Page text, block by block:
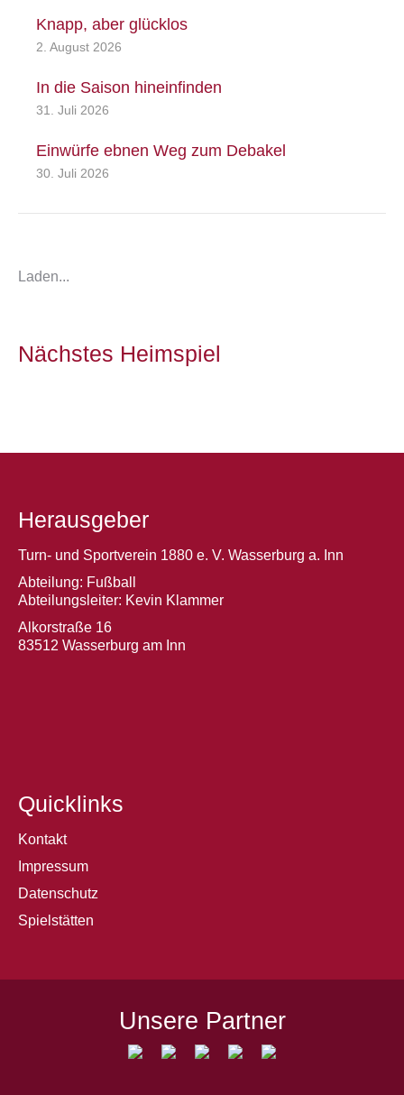
Knapp, aber glücklos
2. August 2026
In die Saison hineinfinden
31. Juli 2026
Einwürfe ebnen Weg zum Debakel
30. Juli 2026
Laden...
Nächstes Heimspiel
Herausgeber
Turn- und Sportverein 1880 e. V. Wasserburg a. Inn
Abteilung: Fußball
Abteilungsleiter: Kevin Klammer
Alkorstraße 16
83512 Wasserburg am Inn
Quicklinks
Kontakt
Impressum
Datenschutz
Spielstätten
Unsere Partner